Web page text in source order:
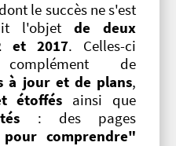
le succès ne s'est
l'objet de deux
et 2017. Celles-ci
de
à jour et de plans,
étoffés ainsi que
: des pages
comprendre"